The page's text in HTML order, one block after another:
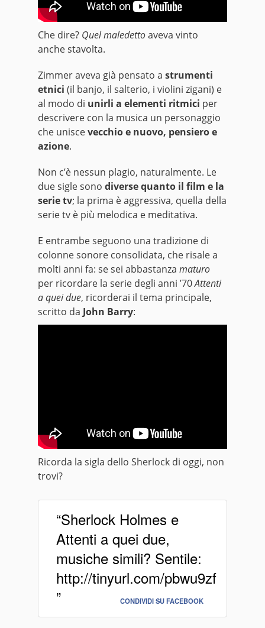
Che dire? Quel maledettoaveva vinto
anche stavolta.
Zimmer aveva già pensato a strumenti
etnici (il banjo, il salterio, i violini zigani) e
al modo di unirli a elementi ritmici per
descrivere con la musica un personaggio
che uniscevecchio e nuovo, pensiero e
azione.
Non c’è nessun plagio, naturalmente. Le
due sigle sono diverse quanto il film e la
serie tv; la prima è aggressiva, quella della
serie tv è più melodica e meditativa.
E entrambe seguono una tradizione di
colonne sonore consolidata, che risale a
molti anni fa: se sei abbastanza maturo
per ricordare la serie degli anni ’70Attenti
a quei due, ricorderai il tema principale,
scritto da John Barry:
Ricorda la sigla dello Sherlock di oggi, non
trovi?
“Sherlock Holmes e
Attenti a quei due,
musiche simili? Sentile:
http://tinyurl.com/pbwu9zf
”
CONDIVIDI SU FACEBOOK